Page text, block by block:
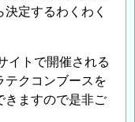
定するわくわく
イトで開催される
テクコンブースを
きますので是非ご